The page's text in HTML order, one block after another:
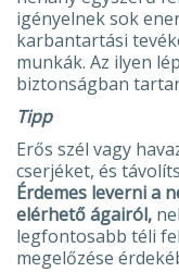
igényelnek sok
karbantartási
munkák. Az ilyen
biztonságban
Tipp
Erős szél vagy
cserjéket, és
Érdemes leverni a
elérhető ágairól,
legfontosabb téli
megelőzése